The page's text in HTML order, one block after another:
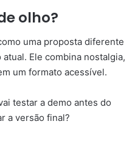
olho?
uma proposta diferente
Ele combina nostalgia,
um formato acessível.
testar a demo antes do
a versão final?